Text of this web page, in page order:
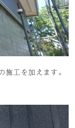
工を加えます。